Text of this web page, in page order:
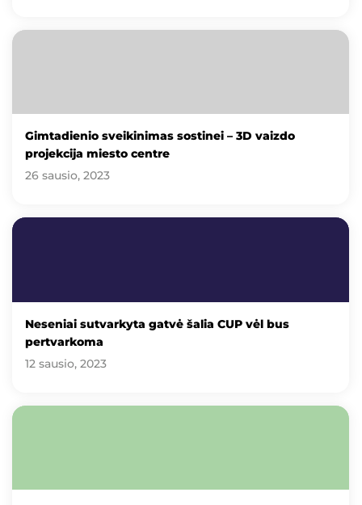
Gimtadienio sveikinimas sostinei – 3D vaizdo
projekcija miesto centre
26 sausio, 2023
Neseniai sutvarkyta gatvė šalia CUP vėl bus
pertvarkoma
12 sausio, 2023